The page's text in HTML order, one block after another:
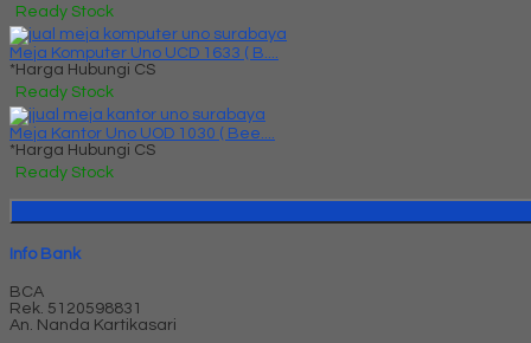
Ready Stock
Meja Komputer Uno UCD 1633 ( B....
*Harga Hubungi CS
Ready Stock
Meja Kantor Uno UOD 1030 ( Bee....
*Harga Hubungi CS
Ready Stock
Info Bank
BCA
Rek. 5120598831
An. Nanda Kartikasari